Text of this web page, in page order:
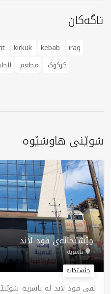
تاگەکان
kirkuk kebab
iraq
کرکوک
مطعم
شوێنی هاوشێوە
چێشتخانەی فود لاند
ناسریە
چێشتخانە
لقی فود لاند لە ناسریە